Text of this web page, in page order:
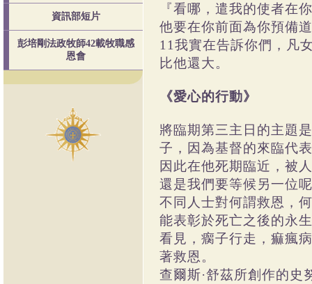
資訊部短片
彭培剛法政牧師42載牧職感
恩會
『看哪，遣我的使者在
他要在你前面為你預備
11我實在告訴你們，凡
比他還大。
《愛心的行動》
將臨期第三主日的主題
子，因為基督的來臨代
因此在他死期臨近，被
還是我們要等候另一位
不同人士對何謂救恩，
能表彰於死亡之後的永
看見，瘸子行走，痲瘋
著救恩。
查爾斯·舒茲所創作的史